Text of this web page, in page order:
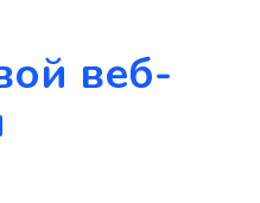
веб-